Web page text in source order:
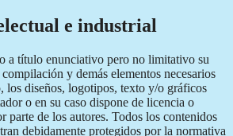
e industrial
a título enunciativo pero no limitativo su
y demás elementos necesarios
los diseños, logotipos, texto y/o gráficos
o en su caso dispone de licencia o
parte de los autores. Todos los contenidos
debidamente protegidos por la normativa